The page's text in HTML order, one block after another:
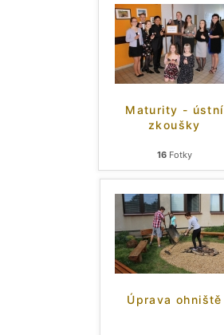
Maturity - ústní
zkoušky
16 Fotky
Úprava ohniště